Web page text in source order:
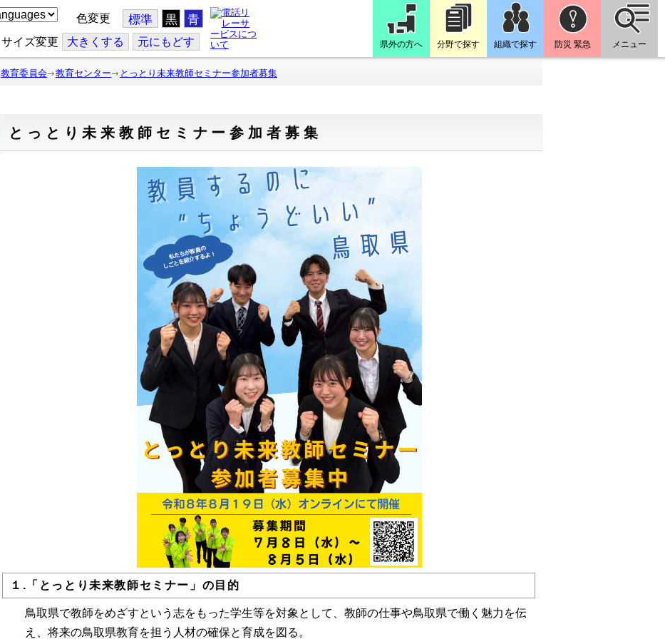
色変更 標準 黒 青
サイズ変更 大きくする 元にもどす 県外の方へ 分野で探す 組織で探す 防災 緊急 メニュー
教育委員会 教育センター とっとり未来教師セミナー参加者募集
とっとり未来教師セミナー参加者募集
１.「とっとり未来教師セミナー」の目的
鳥取県で教師をめざすという志をもった学生等を対象として、教師の仕事や鳥取県で働く魅力を伝
え、将来の鳥取県教育を担う人材の確保と育成を図る。